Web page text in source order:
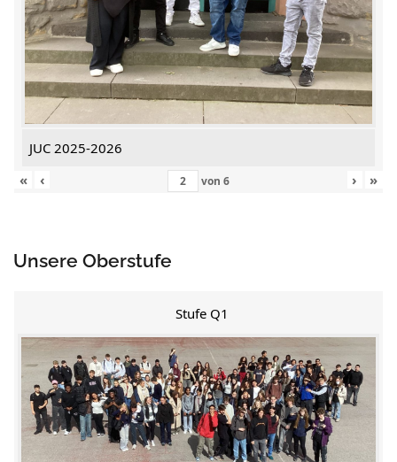
JUC 2025-2026
«
‹ von 6 › »
Unsere Oberstufe
Stufe Q1